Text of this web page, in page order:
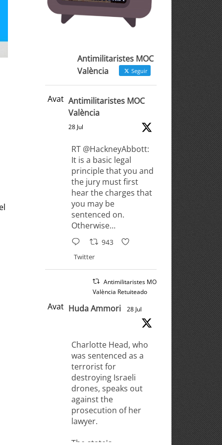
Antimilitaristes MOC
València
Seguir
AvatarAntimilitaristes MOC
València
28 Jul
RT @HackneyAbbott:
It is a basic legal
principle that you and
the jury must first
hear the charges that
you may be
sentenced on.
Otherwise…
943
Twitter
Antimilitaristes MOC
València Retuiteado
AvatarHuda Ammori 28 Jul
Charlotte Head, who
was sentenced as a
terrorist for
destroying Israeli
drones, speaks out
against the
prosecution of her
lawyer.